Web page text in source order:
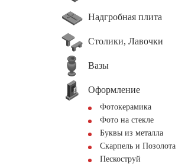
Надгробная плита
Столики, Лавочки
Вазы
Оформление
Фотокерамика
Фото на стекле
Буквы из металла
Скарпель и Позолота
Пескоструй